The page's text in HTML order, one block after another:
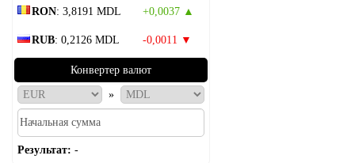
RON: 3,8191 MDL +0,0037 ▲
RUB: 0,2126 MDL -0,0011 ▼
Конвертер валют
»
Результат: -